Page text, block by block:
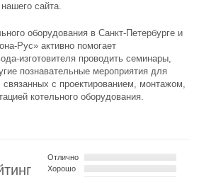
сайта.
оборудования в Санкт-Петербурге и
Рус» активно помогает
изготовителя проводить семинары,
познавательные мероприятия для
с проектированием, монтажом,
котельного оборудования.
Отлично
Хорошо